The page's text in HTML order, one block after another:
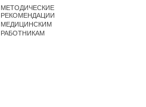
МЕТОДИЧЕСКИЕ
РЕКОМЕНДАЦИИ
МЕДИЦИНСКИМ
РАБОТНИКАМ